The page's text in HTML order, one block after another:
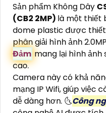
Sản phẩm Không Dây
(CB2 2MP) là một thiết
dome plastic được
phân giải hình ảnh 2.0MP
Đảm mang lại hình
cao.
Camera này có khả
mạng IP Wifi, giúp việc
dễ dàng hơn. 🌜Công